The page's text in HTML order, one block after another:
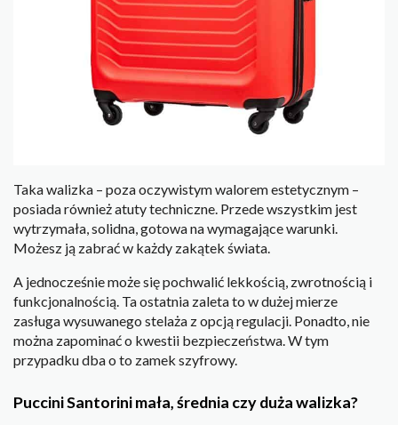
Taka walizka – poza oczywistym walorem estetycznym –
posiada również atuty techniczne. Przede wszystkim jest
wytrzymała, solidna, gotowa na wymagające warunki.
Możesz ją zabrać w każdy zakątek świata.
A jednocześnie może się pochwalić lekkością, zwrotnością i
funkcjonalnością. Ta ostatnia zaleta to w dużej mierze
zasługa wysuwanego stelaża z opcją regulacji. Ponadto, nie
można zapominać o kwestii bezpieczeństwa. W tym
przypadku dba o to zamek szyfrowy.
Puccini Santorini mała, średnia czy duża walizka?